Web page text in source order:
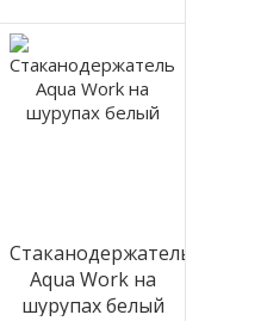
Стаканодержатель
Aqua Work на
шурупах белый